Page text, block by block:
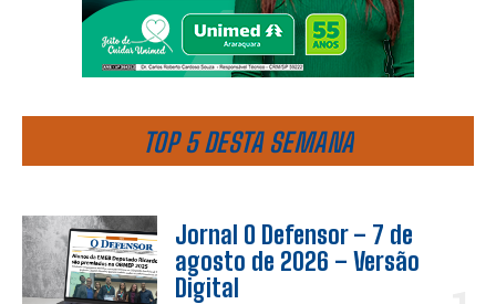
TOP 5 DESTA SEMANA
Jornal O Defensor – 7 de
agosto de 2026 – Versão
Digital